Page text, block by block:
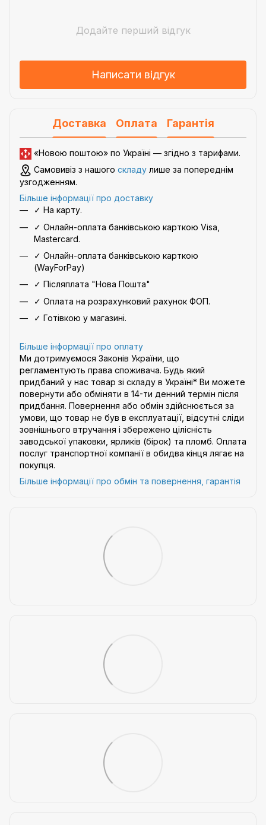
Додайте перший відгук
Написати відгук
Доставка Оплата Гарантія
«Новою поштою» по Україні — згідно з тарифами.
Самовивіз з нашого складу лише за попереднім
узгодженням.
Більше інформації про доставку
✓ На карту.
✓ Онлайн-оплата банківською карткою Visa,
Mastercard.
✓ Онлайн-оплата банківською карткою
(WayForPay)
✓ Післяплата "Нова Пошта"
✓ Оплата на розрахунковий рахунок ФОП.
✓ Готівкою у магазині.
Більше інформації про оплату
Ми дотримуємося Законів України, що
регламентують права споживача. Будь який
придбаний у нас товар зі складу в Україні* Ви можете
повернути або обміняти в 14-ти денний термін після
придбання. Повернення або обмін здійснюється за
умови, що товар не був в експлуатації, відсутні сліди
зовнішнього втручання і збережено цілісність
заводської упаковки, ярликів (бірок) та пломб. Оплата
послуг транспортної компанії в обидва кінця лягає на
покупця.
Більше інформації про обмін та повернення, гарантія